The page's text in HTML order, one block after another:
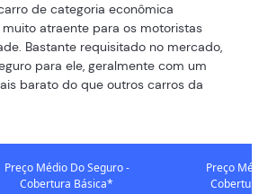
de categoria econômica
atraente para os motoristas
Bastante requisitado no mercado,
para ele, geralmente com um
barato do que outros carros da
Preço Médio Do Seguro -
Cobertura Básica*
Preço